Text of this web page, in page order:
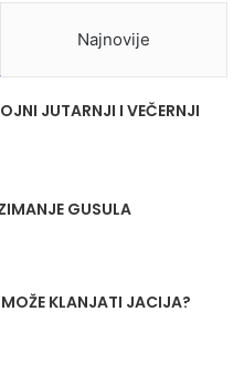
Najnovije
JUTARNJI I VEČERNJI
GUSULA
KLANJATI JACIJA?